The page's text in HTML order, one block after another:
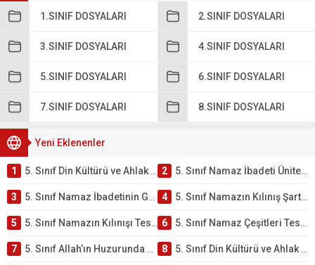
1.SINIF DOSYALARI 2.SINIF DOSYALARI
3.SINIF DOSYALARI 4.SINIF DOSYALARI
5.SINIF DOSYALARI 6.SINIF DOSYALARI
7.SINIF DOSYALARI 8.SINIF DOSYALARI
Yeni Eklenenler
1 5. Sınıf Din Kültürü ve Ahlak Bilgisi 2. Ünite: Namaz İbadeti Çalışmaları 2 5. Sınıf Namaz İbadeti Ünite Testi – Online Çöz
3 5. Sınıf Namaz İbadetinin Getirdiği Faydalar Testi 4 5. Sınıf Namazın Kılınış Şartları Testi
5 5. Sınıf Namazın Kılınışı Testi – Online Çöz 6 5. Sınıf Namaz Çeşitleri Testi – Online Çöz
7 5. Sınıf Allah’ın Huzurunda Olmak – Namaz İbadeti Testi 8 5. Sınıf Din Kültürü ve Ahlak Bilgisi 1. Ünite: Allah İnancı Çalışmaları